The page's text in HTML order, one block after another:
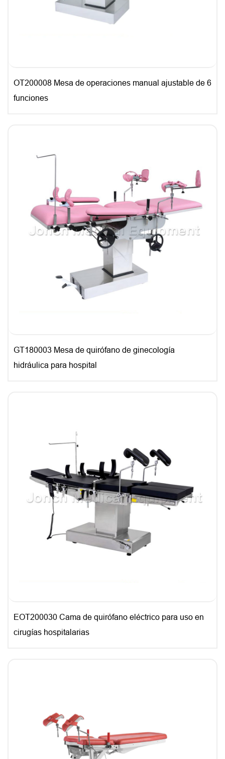
OT200008 Mesa de operaciones manual ajustable de 6
funciones
GT180003 Mesa de quirófano de ginecología
hidráulica para hospital
EOT200030 Cama de quirófano eléctrico para uso en
cirugías hospitalarias